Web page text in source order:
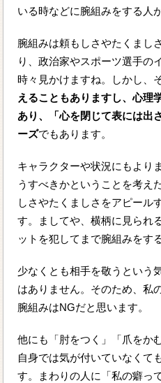
いる時などに腕組みをする人
腕組みは頼もしさやたくまし
り、政治家やスポーツ選手の
時々見かけますね。しかし、
えることもありますし、心理
あり、「心を閉じて表には出
ーズでもあります。
キャラクターや状況にもより
うすべきかということを考え
しさやたくましさをアピール
す。ましてや、横柄に見られ
ットを犯してまで腕組みをす
少なくとも相手を敬うという
はありません。そのため、私
腕組みはNGだと思います。
他にも「肘をつく」「爪をか
自身では気が付いていなくて
す。まわりの人に「私の癖っ